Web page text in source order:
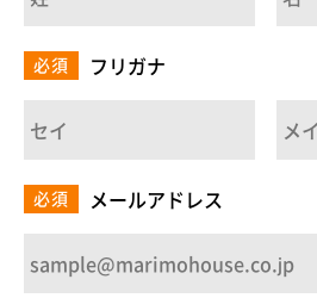
フリガナ
必須
メールアドレス
必須